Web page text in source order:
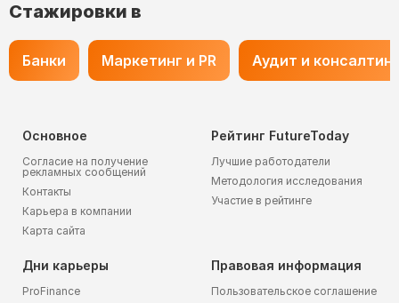
Стажировки в
Банки Маркетинг и PR Аудит и консалтинг
Основное
Согласие на получение
рекламных сообщений
Контакты
Карьера в компании
Карта сайта
Рейтинг FutureToday
Лучшие работодатели
Методология исследования
Участие в рейтинге
Дни карьеры
ProFinance
Правовая информация
Пользовательское соглашение